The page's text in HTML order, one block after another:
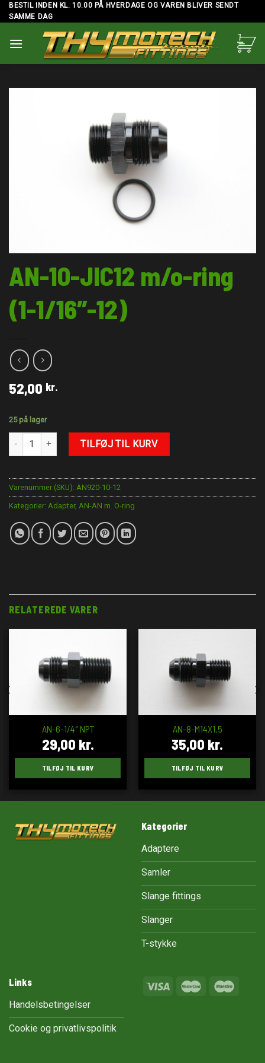
Skip
to
BESTIL INDEN KL. 10.00 PÅ HVERDAGE OG VAREN BLIVER SENDT
SAMME DAG
AN-10-JIC12 m/o-ring
(1-1/16″-12)
52,00 kr.
25 på lager
AN-10-JIC12 m/o-ring (1-1/16"-12) antal
TILFØJ TIL KURV
Varenummer (SKU): AN920-10-12
Kategorier: Adapter, AN-AN m. O-ring
RELATEREDE VARER
AN-6-1/4″ NPT
29,00 kr.
TILFØJ TIL KURV
AN-8-M14X1.5
35,00 kr.
TILFØJ TIL KURV
Kategorier
Adaptere
Samler
Slange fittings
Slanger
T-stykke
Links
Handelsbetingelser
Cookie og privatlivspolitik